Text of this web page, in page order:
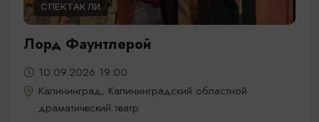
СПЕКТАКЛИ
Лорд Фаунтлерой
10.09.2026 19:00
Калининград, Калининградский областной
драматический театр